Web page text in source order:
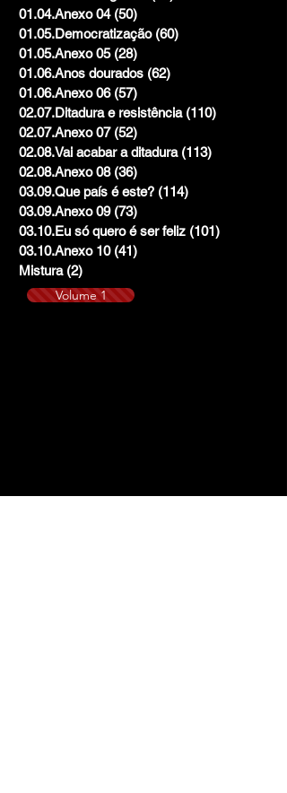
01.04.Anexo 04 (50)
01.05.Democratização (60)
01.05.Anexo 05 (28)
01.06.Anos dourados (62)
01.06.Anexo 06 (57)
02.07.Ditadura e resistência (110)
02.07.Anexo 07 (52)
02.08.Vai acabar a ditadura (113)
02.08.Anexo 08 (36)
03.09.Que país é este? (114)
03.09.Anexo 09 (73)
03.10.Eu só quero é ser feliz (101)
03.10.Anexo 10 (41)
Mistura (2)
Volume 1